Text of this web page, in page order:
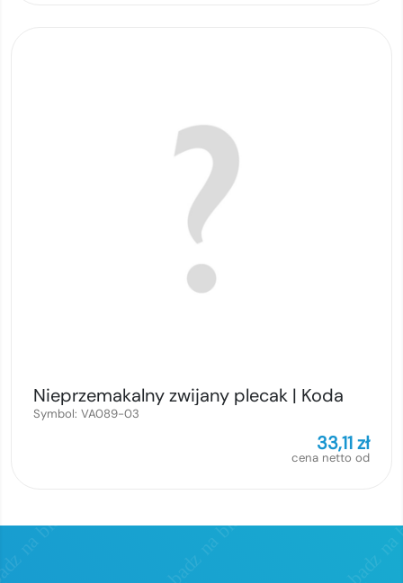
Nieprzemakalny zwijany plecak | Koda
Symbol: VA089-03
33,11zł
cena netto od